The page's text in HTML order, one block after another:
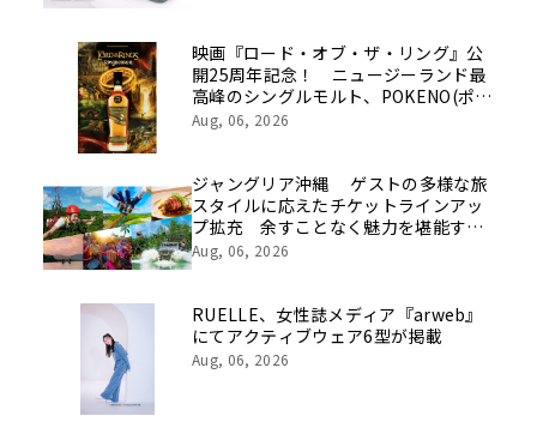
映画『ロード・オブ・ザ・リング』公
開25周年記念！ ニュージーランド最
高峰のシングルモルト、POKENO(ポケ
ノ)より 数量限定ウイスキー「リング
Aug, 06, 2026
ジャングリア沖縄 ゲストの多様な旅
スタイルに応えたチケットラインアッ
プ拡充 余すことなく魅力を堪能する
「ロイヤルチケット」新登場
Aug, 06, 2026
RUELLE、女性誌メディア『arweb』
にてアクティブウェア6型が掲載
Aug, 06, 2026